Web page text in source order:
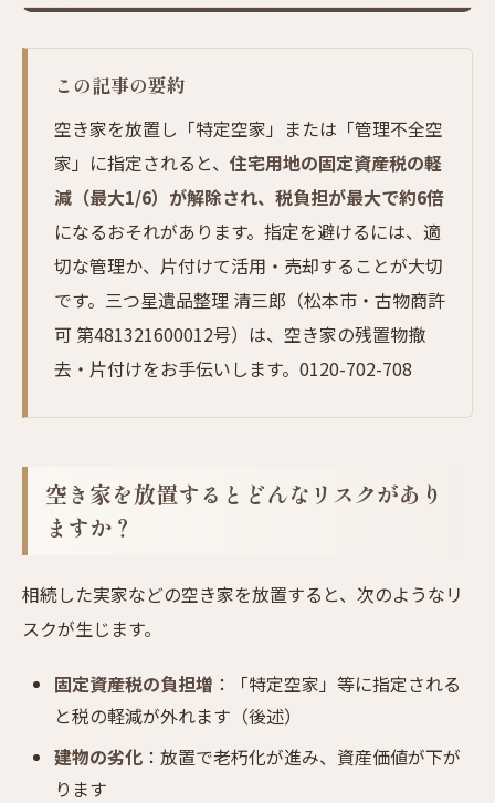
この記事の要約
空き家を放置し「特定空家」または「管理不全空
家」に指定されると、 住宅用地の固定資産税の軽
減（最大1/6）が解除され、税負担が最大で約6倍
になるおそれがあります。指定を避けるには、適
切な管理か、片付けて活用・売却することが大切
です。三つ星遺品整理 清三郎（松本市・古物商許
可 第481321600012号）は、空き家の残置物撤
去・片付けをお手伝いします。0120-702-708
空き家を放置するとどんなリスクがあり
ますか？
相続した実家などの空き家を放置すると、次のようなリ
スクが生じます。
固定資産税の負担増 ：「特定空家」等に指定される
と税の軽減が外れます（後述）
建物の劣化：放置で老朽化が進み、資産価値が下が
ります